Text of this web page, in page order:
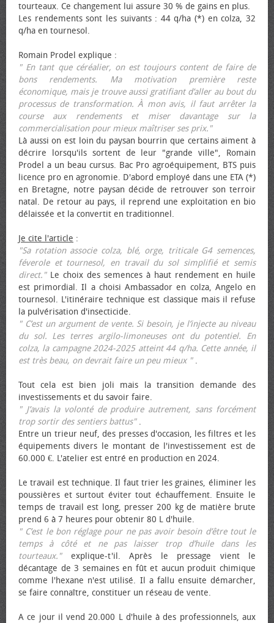
tourteaux. Ce changement lui assure 30 % de gains en plus.
Les rendements sont les suivants : 44 q/ha (*) en colza, 32
q/ha en tournesol.
Romain Prodel explique :
" En tant que céréalier, on est toujours content de faire de
bons rendements. Ma motivation première reste
économique, mais je trouve aussi gratifiant d’aller au bout du
processus de transformation. À mon avis, il faut arrêter la
course aux rendements et miser davantage sur la
commercialisation pour mieux maîtriser ses prix."
Là aussi on est loin du paysan bourrin que certains aiment à
décrire lorsqu'ils sortent de leur "grande ville", Romain
Prodel a un beau cursus. Bac Pro agroéquipement, BTS puis
licence pro en agronomie. D'abord employé dans une ETA (*)
en Bretagne, notre paysan décide de retrouver son terroir
natal. De retour au pays, il reprend une exploitation en bio
délaissée et la convertit en traditionnel.
Je cite l'article :
"Sa rotation associe colza, blé, orge, triticale G4 semences,
féverole et tournesol, en travail du sol simplifié et semis
direct."Le choix des semences à haut rendement en huile
est primordial. Il a choisi Ambassador en colza, Angelo en
tournesol. L'itinéraire technique est classique mais il refuse
la pulvérisation d'insecticide.
" C’est un argument de vente. Si besoin, je l’injecte au niveau
du sol. Les terres argilo-limoneuses ont du potentiel. En
colza, la campagne 2024-2025 atteint 44 q/ha. Cette année, il
est très beau, on devrait faire un peu mieux ".
Tout cela est bien joli mais la transition demande des
investissements et du savoir faire.
" J’avais la volonté de produire autrement, sans forcément
trop sortir des sentiers battus".
Entre un trieur neuf, des presses d'occasion, les filtres et les
équipements divers le montant de l'investissement est de
60.000 €. L'atelier est entré en production en 2024.
Le travail est technique. Il faut trier les graines, éliminer les
poussières et surtout éviter tout échauffement. Ensuite le
temps de travail est long, presser 200 kg de matière brute
prend 6 à 7 heures pour obtenir 80 L d'huile.
" C’est le bon réglage pour ne pas avoir besoin d’être tout le
temps à côté et ne pas laisser trop d’huile dans les
tourteaux."explique-t'il. Après le pressage vient le
décantage de 3 semaines en fût et aucun produit chimique
comme l'hexane n'est utilisé. Il a fallu ensuite démarcher,
se faire connaître, constituer un réseau de vente.
A ce jour il vend 20.000 L d'huile à des professionnels, aux